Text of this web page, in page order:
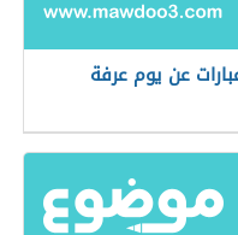
عن يوم عرفة